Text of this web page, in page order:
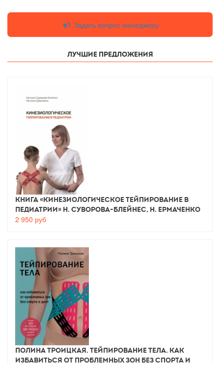
Задать вопрос менеджеру
Лучшие предложения
Книга «Кинезиологическое тейпирование в
педиатрии» Н. Суворова-Блейнес, Н. Ермаченко
2 950 руб
Полина Троицкая. Тейпирование тела. Как
избавиться от проблемных зон без спорта и